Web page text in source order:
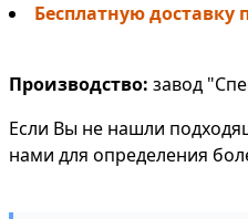
Бесплатную доставку
Производство: завод
Если Вы не нашли
нами для определения